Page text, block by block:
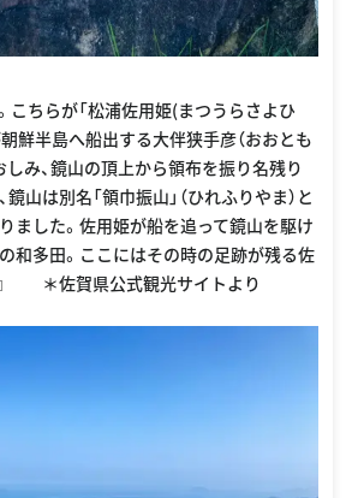
こちらが「松浦佐用姫(まつうらさよひ
朝鮮半島へ船出する大伴狭手彦（おおとも
しみ、鏡山の頂上から領布を振り名残り
山は別名「領巾振山」（ひれふりやま）と
ました。佐用姫が船を追って鏡山を駆け
和多田。ここにはその時の足跡が残る佐
＊佐賀県公式観光サイトより